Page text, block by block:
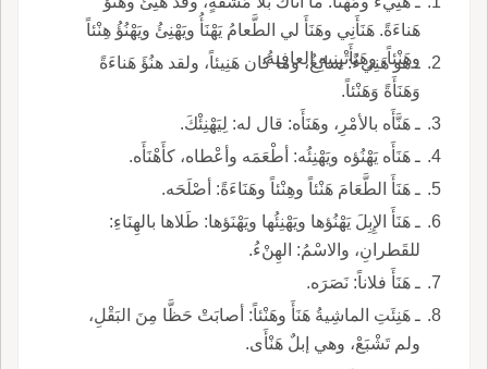
هَناءَةً. هَنَأَنِي وهَنَأَ لي الطَّعامُ يَهْنَأُ ويَهْنِئُ ويَهْنُؤُ هِنْئاً
وهَنْئاً، وهَنَأَتْيِنيه العافِيةُ.
ـ هو هَنِيءٌ: سائِغٌ، وما كان هَنِيئاً، ولقد هنُؤَ هَناءَةً
وَهَنَأَةً وَهَنْئاً.
ـ هَنَّأَه بالأمْرِ، وهَنَأَه: قال له: لِيَهْنِئْكَ.
ـ هَنَأَه يَهْنُؤه ويَهْنِئُه: أطْعَمَه وأعْطاه، كأَهْنَأَه.
ـ هَنَأَ الطَّعَامَ هَنْئاً وهِنْئاً وهَنَاءَةً: أصْلَحَه.
ـ هَنَأَ الإِبِلَ يَهْنُؤها ويَهْنِئُها ويَهْنَؤها: طَلاها بالهِنَاءِ:
للقَطرانِ، والاسْمُ: الهِنْءُ.
ـ هَنَأَ فلاناً: نَصَرَه.
ـ هَنِئَتِ الماشِيةُ هَنَأَ وهَنْئاً: أصابَتْ حَظَّا مِنَ البَقْلِ،
ولم تَشْبَعْ، وهي إبلٌ هَنْأَى.